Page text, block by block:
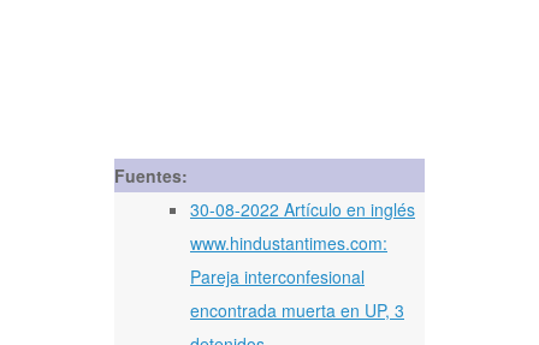
Fuentes:
30-08-2022 Artículo en inglés
www.hindustantimes.com:
Pareja interconfesional
encontrada muerta en UP, 3